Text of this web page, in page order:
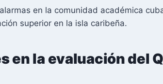
en la comunidad académica
superior en la isla caribeña.
en la evaluación del